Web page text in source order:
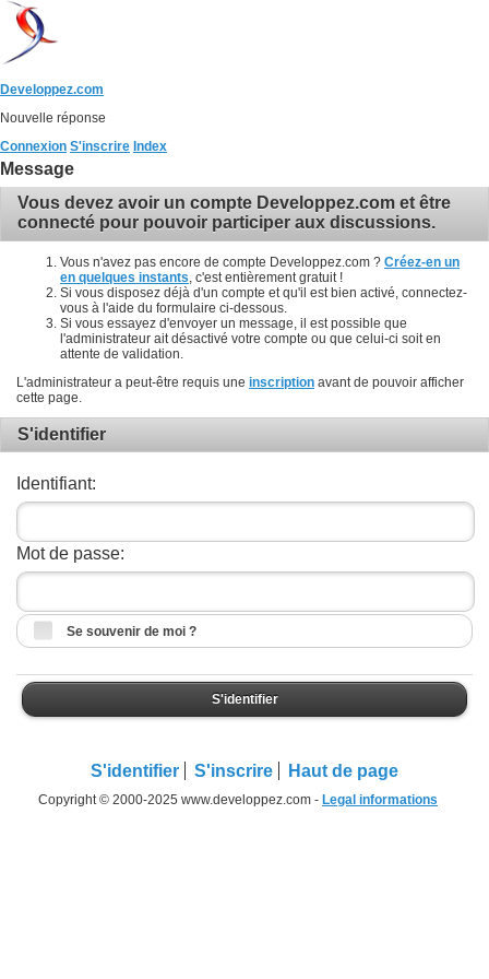
Developpez.com
Nouvelle réponse
Connexion S'inscrire Index
Message
Vous devez avoir un compte Developpez.com et être
connecté pour pouvoir participer aux discussions.
Vous n'avez pas encore de compte Developpez.com ? Créez-en un
en quelques instants , c'est entièrement gratuit !
Si vous disposez déjà d'un compte et qu'il est bien activé, connectez-
vous à l'aide du formulaire ci-dessous.
Si vous essayez d'envoyer un message, il est possible que
l'administrateur ait désactivé votre compte ou que celui-ci soit en
attente de validation.
L'administrateur a peut-être requis une inscription avant de pouvoir afficher
cette page.
S'identifier
Identifiant:
Mot de passe:
Se souvenir de moi ?
S'identifier
S'identifier S'inscrire Haut de page
Copyright © 2000-2025 www.developpez.com - Legal informations